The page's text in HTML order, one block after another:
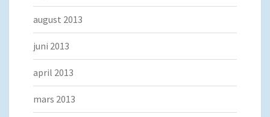
august 2013
juni 2013
april 2013
mars 2013